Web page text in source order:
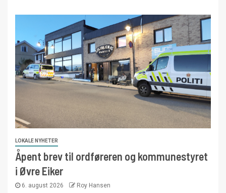
LOKALE NYHETER
Åpent brev til ordføreren og kommunestyret
i Øvre Eiker
6. august 2026 Roy Hansen